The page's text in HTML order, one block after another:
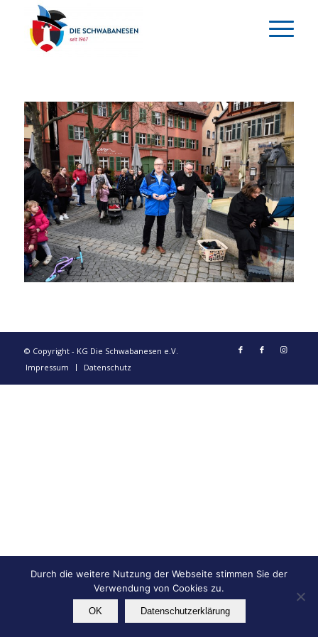
© Copyright - KG Die Schwabanesen e.V.
Impressum
Datenschutz
Durch die weitere Nutzung der Webseite stimmen Sie der
Verwendung von Cookies zu.
OK Datenschutzerklärung